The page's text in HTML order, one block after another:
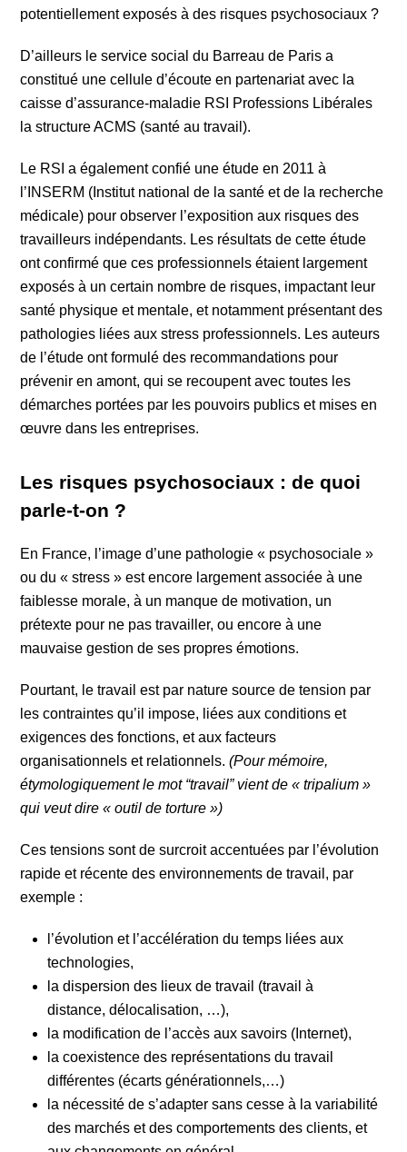
potentiellement exposés à des risques psychosociaux ?
D’ailleurs le service social du Barreau de Paris a
constitué une cellule d’écoute en partenariat avec la
caisse d’assurance-maladie RSI Professions Libérales
la structure ACMS (santé au travail).
Le RSI a également confié une étude en 2011 à
l’INSERM (Institut national de la santé et de la recherche
médicale) pour observer l’exposition aux risques des
travailleurs indépendants. Les résultats de cette étude
ont confirmé que ces professionnels étaient largement
exposés à un certain nombre de risques, impactant leur
santé physique et mentale, et notamment présentant des
pathologies liées aux stress professionnels. Les auteurs
de l’étude ont formulé des recommandations pour
prévenir en amont, qui se recoupent avec toutes les
démarches portées par les pouvoirs publics et mises en
œuvre dans les entreprises.
Les risques psychosociaux : de quoi
parle-t-on ?
En France, l’image d’une pathologie « psychosociale »
ou du « stress » est encore largement associée à une
faiblesse morale, à un manque de motivation, un
prétexte pour ne pas travailler, ou encore à une
mauvaise gestion de ses propres émotions.
Pourtant, le travail est par nature source de tension par
les contraintes qu’il impose, liées aux conditions et
exigences des fonctions, et aux facteurs
organisationnels et relationnels.(Pour mémoire,
étymologiquement le mot “travail” vient de « tripalium »
qui veut dire « outil de torture »)
Ces tensions sont de surcroit accentuées par l’évolution
rapide et récente des environnements de travail, par
exemple :
l’évolution et l’accélération du temps liées aux
technologies,
la dispersion des lieux de travail (travail à
distance, délocalisation, …),
la modification de l’accès aux savoirs (Internet),
la coexistence des représentations du travail
différentes (écarts générationnels,…)
la nécessité de s’adapter sans cesse à la variabilité
des marchés et des comportements des clients, et